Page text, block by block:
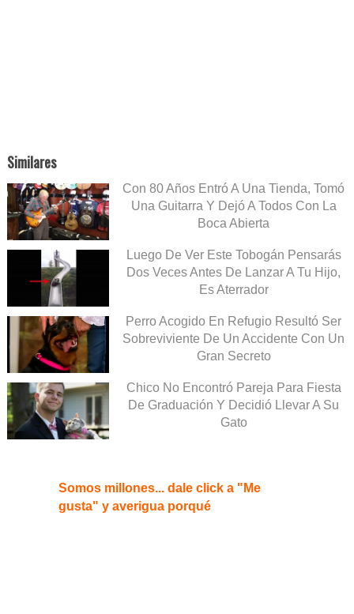
Similares
Con 80 Años Entró A Una Tienda, Tomó
Una Guitarra Y Dejó A Todos Con La
Boca Abierta
Luego De Ver Este Tobogán Pensarás
Dos Veces Antes De Lanzar A Tu Hijo,
Es Aterrador
Perro Acogido En Refugio Resultó Ser
Sobreviviente De Un Accidente Con Un
Gran Secreto
Chico No Encontró Pareja Para Fiesta
De Graduación Y Decidió Llevar A Su
Gato
Somos millones... dale click a "Me
gusta" y averigua porqué